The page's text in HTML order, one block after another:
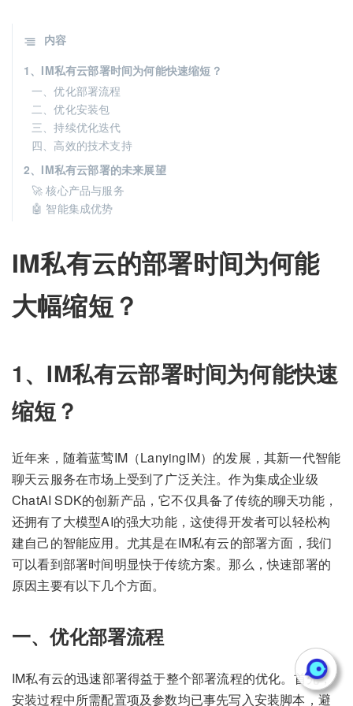
IM私有云的部署时间为何能
大幅缩短？
1、IM私有云部署时间为何能快速
缩短？
近年来，随着蓝莺IM（LanyingIM）的发展，其新一代智能
聊天云服务在市场上受到了广泛关注。作为集成企业级
ChatAI SDK的创新产品，它不仅具备了传统的聊天功能，
还拥有了大模型AI的强大功能，这使得开发者可以轻松构
建自己的智能应用。尤其是在IM私有云的部署方面，我们
可以看到部署时间明显快于传统方案。那么，快速部署的
原因主要有以下几个方面。
一、优化部署流程
IM私有云的迅速部署得益于整个部署流程的优化。首先，
安装过程中所需配置项及参数均已事先写入安装脚本，避
内容
1、IM私有云部署时间为何能快速缩短？
一、优化部署流程
二、优化安装包
三、持续优化迭代
四、高效的技术支持
2、IM私有云部署的未来展望
🚀 核心产品与服务
🤖 智能集成优势